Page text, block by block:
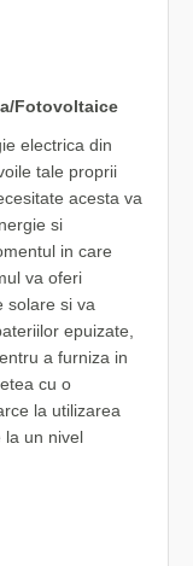
Fotovoltaice
electrica din
tale proprii
acesta va
si
in care
va oferi
solare si va
epuizate,
a furniza in
cu o
la utilizarea
la un nivel